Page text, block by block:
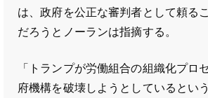
は、政府を公正な審判者として頼る
だろうとノーランは指摘する。
「トランプが労働組合の組織化プロ
府機構を破壊しようとしているとい